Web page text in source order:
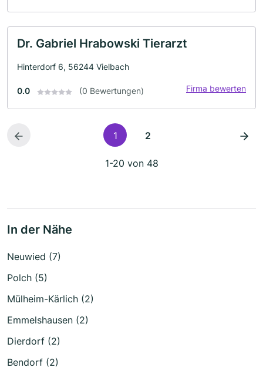
Dr. Gabriel Hrabowski Tierarzt
Hinterdorf 6, 56244 Vielbach
0.0 (0 Bewertungen) Firma bewerten
1 2
1-20 von 48
In der Nähe
Neuwied (7)
Polch (5)
Mülheim-Kärlich (2)
Emmelshausen (2)
Dierdorf (2)
Bendorf (2)